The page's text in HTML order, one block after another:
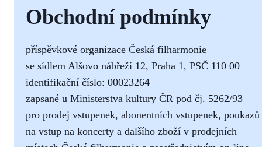
Obchodní podmínky
příspěvkové organizace Česká filharmonie
se sídlem Alšovo nábřeží 12, Praha 1, PSČ 110 00
identifikační číslo: 00023264
zapsané u Ministerstva kultury ČR pod čj. 5262/93
pro prodej vstupenek, abonentních vstupenek, poukazů
na vstup na koncerty a dalšího zboží v prodejních